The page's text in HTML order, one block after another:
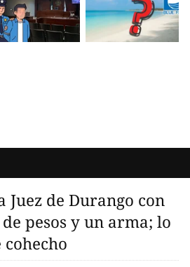
Juez de Durango con
pesos y un arma; lo
cohecho